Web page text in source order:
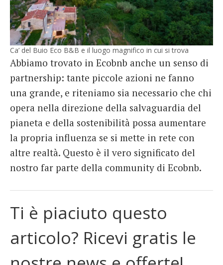
Ca’ del Buio Eco B&B e il luogo magnifico in cui si trova
Abbiamo trovato in Ecobnb anche un senso di
partnership: tante piccole azioni ne fanno
una grande, e riteniamo sia necessario che chi
opera nella direzione della salvaguardia del
pianeta e della sostenibilità possa aumentare
la propria influenza se si mette in rete con
altre realtà. Questo è il vero significato del
nostro far parte della community di Ecobnb.
Ti è piaciuto questo
articolo? Ricevi gratis le